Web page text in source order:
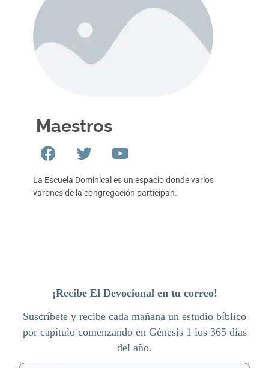
Maestros
La Escuela Dominical es un espacio donde varios
varones de la congregación participan.
¡Recibe El Devocional en tu correo!
Suscríbete y recibe cada mañana un estudio bíblico
por capítulo comenzando en Génesis 1 los 365 días
del año.